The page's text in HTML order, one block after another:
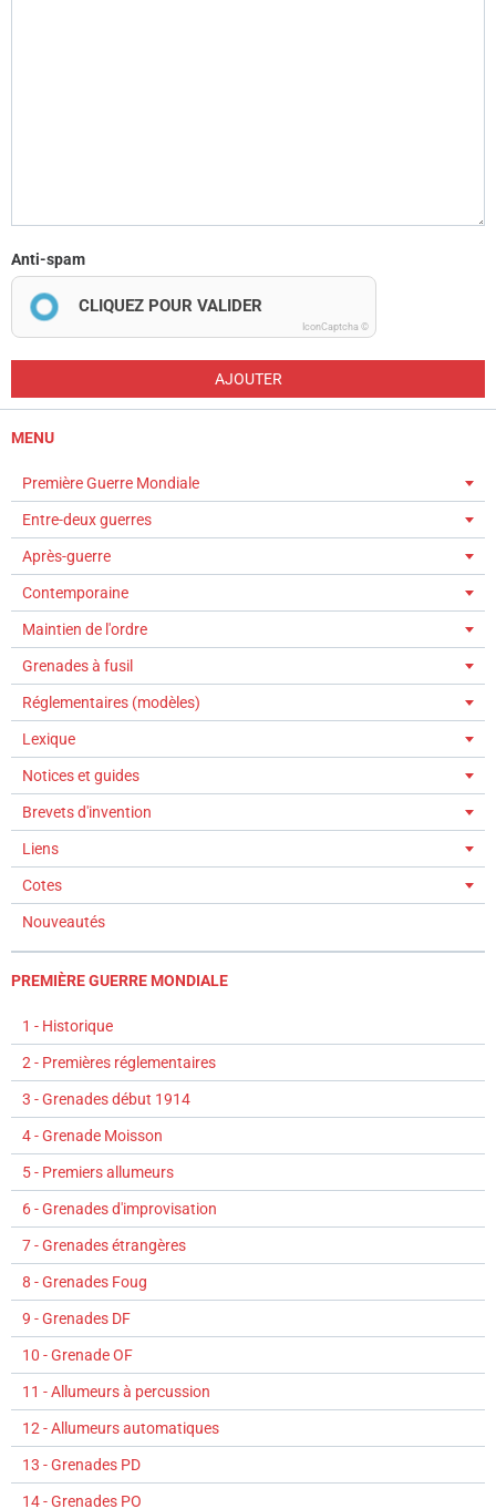
Anti-spam
CLIQUEZ POUR VALIDER
IconCaptcha ©
AJOUTER
MENU
Première Guerre Mondiale
Entre-deux guerres
Après-guerre
Contemporaine
Maintien de l'ordre
Grenades à fusil
Réglementaires (modèles)
Lexique
Notices et guides
Brevets d'invention
Liens
Cotes
Nouveautés
PREMIÈRE GUERRE MONDIALE
1 - Historique
2 - Premières réglementaires
3 - Grenades début 1914
4 - Grenade Moisson
5 - Premiers allumeurs
6 - Grenades d'improvisation
7 - Grenades étrangères
8 - Grenades Foug
9 - Grenades DF
10 - Grenade OF
11 - Allumeurs à percussion
12 - Allumeurs automatiques
13 - Grenades PD
14 - Grenades PO